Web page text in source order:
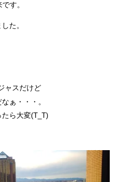
す。
た。
ャスだけど
ぁ・・・。
ら大変(T_T)